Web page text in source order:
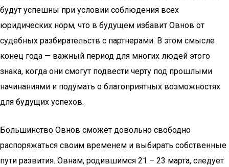
будут успешны при условии соблюдения всех
юридических норм, что в будущем избавит Ов­нов от
судебных разбирательств с партнерами. В этом смысле
конец года — важный период для многих людей этого
знака, когда они смогут подвести черту под прошлыми
начинаниями и подумать о благоприятных возможностях
для будущих успехов.
Большинство Овнов сможет довольно свободно
распоряжаться своим временем и выбирать собственные
пути развития. Овнам, родившимся 21 – 23 марта, следует